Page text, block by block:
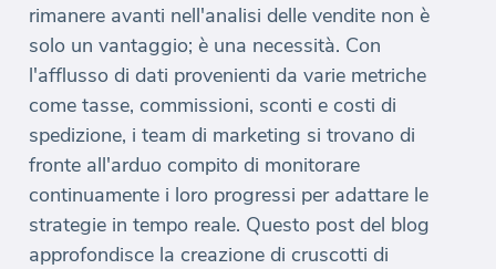
rimanere avanti nell'analisi delle vendite non è
solo un vantaggio; è una necessità. Con
l'afflusso di dati provenienti da varie metriche
come tasse, commissioni, sconti e costi di
spedizione, i team di marketing si trovano di
fronte all'arduo compito di monitorare
continuamente i loro progressi per adattare le
strategie in tempo reale. Questo post del blog
approfondisce la creazione di cruscotti di